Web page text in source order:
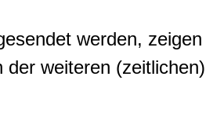
werden, zeigen
der weiteren (zeitlichen)